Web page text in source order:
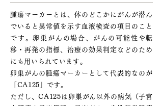
腫瘍マーカーとは、体のどこかにがんが潜ん
でいると異常値を示す血液検査の項目のこと
です。卵巣がんの場合、がんの可能性や転
移・再発の指標、治療の効果判定などのため
にも用いられています。
卵巣がんの腫瘍マーカーとして代表的なのが
「CA125」です。
ただし、CA125は卵巣がん以外の病気（子宮